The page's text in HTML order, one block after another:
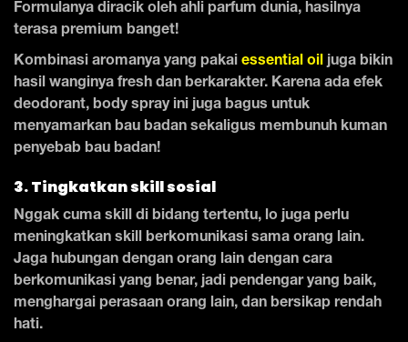
Formulanya diracik oleh ahli parfum dunia, hasilnya
terasa premium banget!
Kombinasi aromanya yang pakai essential oil juga bikin
hasil wanginya fresh dan berkarakter. Karena ada efek
deodorant, body spray ini juga bagus untuk
menyamarkan bau badan sekaligus membunuh kuman
penyebab bau badan!
3. Tingkatkan skill sosial
Nggak cuma skill di bidang tertentu, lo juga perlu
meningkatkan skill berkomunikasi sama orang lain.
Jaga hubungan dengan orang lain dengan cara
berkomunikasi yang benar, jadi pendengar yang baik,
menghargai perasaan orang lain, dan bersikap rendah
hati.